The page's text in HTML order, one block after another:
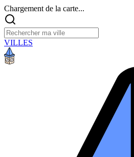
Chargement de la carte...
VILLES